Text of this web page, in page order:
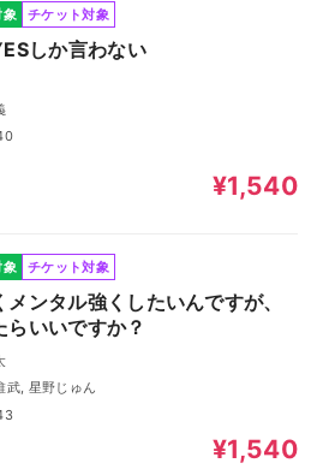
チケット対象
しか言わない
¥1,540
象 チケット対象
メンタル強くしたいんですが、
らいいですか？
武, 星野じゅん
¥1,540